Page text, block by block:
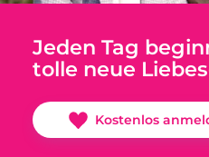
Jeden Tag
tolle neue
Kostenlos